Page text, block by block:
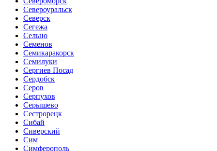
Североуральск
Северск
Сегежа
Сельцо
Семенов
Семикаракорск
Семилуки
Сергиев Посад
Сердобск
Серов
Серпухов
Серышево
Сестрорецк
Сибай
Сиверский
Сим
Симферополь